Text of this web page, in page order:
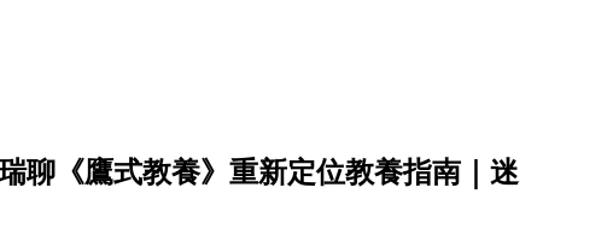
聊《鷹式教養》重新定位教養指南｜迷